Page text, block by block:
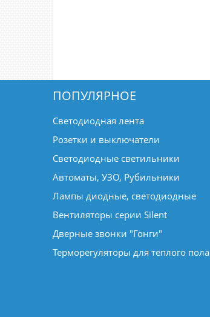
ПОПУЛЯРНОЕ
Светодиодная лента
Розетки и выключатели
Светодиодные светильники
Автоматы, УЗО, Рубильники
Лампы диодные, светодиодные
Вентиляторы серии Silent
Дверные звонки "Гонги"
Терморегуляторы для теплого пола